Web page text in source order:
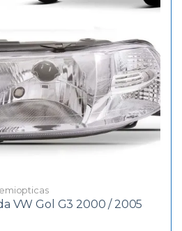
VW Gol G3 2000 / 2005